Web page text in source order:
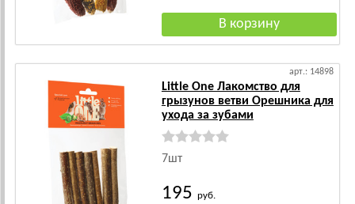
арт.: 14898
Little One Лакомство для
грызунов ветви Орешника для
ухода за зубами
7шт
195 руб.